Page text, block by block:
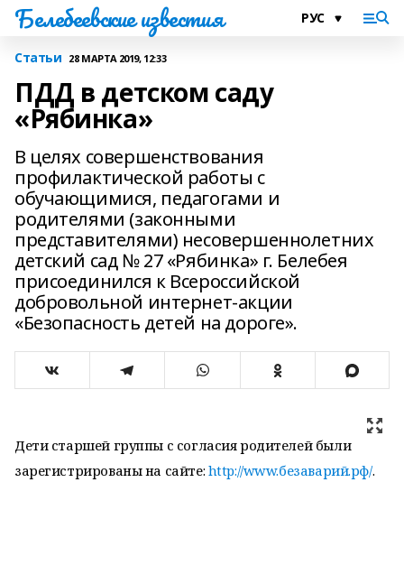
Белебеевские известия
Статьи 28 МАРТА 2019, 12:33
ПДД в детском саду
«Рябинка»
В целях совершенствования
профилактической работы с
обучающимися, педагогами и
родителями (законными
представителями) несовершеннолетних
детский сад № 27 «Рябинка» г. Белебея
присоединился к Всероссийской
добровольной интернет-акции
«Безопасность детей на дороге».
Дети старшей группы с согласия родителей были
зарегистрированы на сайте: http://www.безаварий.рф/.